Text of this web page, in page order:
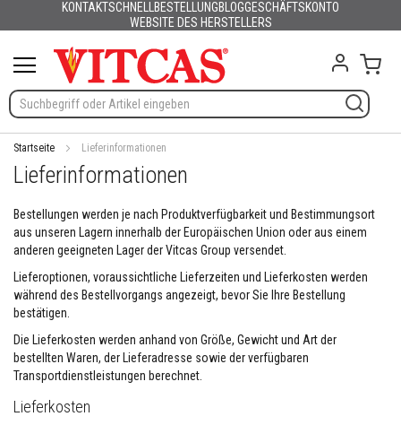
KONTAKTSCHNELLBESTELLUNGBLOGGESCHÄFTSKONTO
WEBSITE DES HERSTELLERS
Content
Portugal
Nederland
Sverige
Danmark
NorgeSuomiLietuva
Latvija
EestiČesko
Slovenija
Hrvatska
PolskaEnglish (US)
i
e
b
e
s
t
n
d
i
e
M
a
e
r
i
Startseite Lieferinformationen
Lieferinformationen
Bestellungen werden je nach Produktverfügbarkeit und Bestimmungsort
aus unseren Lagern innerhalb der Europäischen Union oder aus einem
anderen geeigneten Lager der Vitcas Group versendet.
Lieferoptionen, voraussichtliche Lieferzeiten und Lieferkosten werden
während des Bestellvorgangs angezeigt, bevor Sie Ihre Bestellung
bestätigen.
Die Lieferkosten werden anhand von Größe, Gewicht und Art der
bestellten Waren, der Lieferadresse sowie der verfügbaren
Transportdienstleistungen berechnet.
Lieferkosten